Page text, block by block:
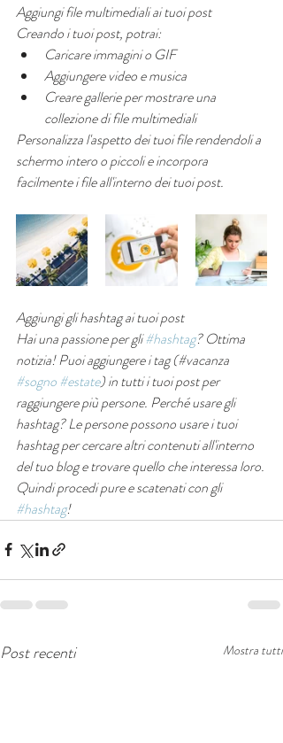
Aggiungi file multimediali ai tuoi post
Creando i tuoi post, potrai:
Caricare immagini o GIF
Aggiungere video e musica
Creare gallerie per mostrare una
collezione di file multimediali
Personalizza l'aspetto dei tuoi file rendendoli a
schermo intero o piccoli e incorpora
facilmente i file all'interno dei tuoi post.
Aggiungi gli hashtag ai tuoi post
Hai una passione per gli #hashtag? Ottima
notizia! Puoi aggiungere i tag (#vacanza
#sogno #estate) in tutti i tuoi post per
raggiungere più persone. Perché usare gli
hashtag? Le persone possono usare i tuoi
hashtag per cercare altri contenuti all'interno
del tuo blog e trovare quello che interessa loro.
Quindi procedi pure e scatenati con gli
#hashtag!
Post recenti Mostra tutti